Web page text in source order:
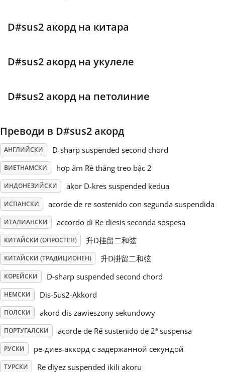
Polski
Português
Русский
Svenska
Tiếng Việt
Türkçe
Українська
简体中文
D#sus2 акорд на китара
D#sus2 акорд на укулеле
D#sus2 акорд на петолиние
Преводи в D#sus2 акорд
АНГЛИЙСКИ D-sharp suspended second chord
ВИЕТНАМСКИ hợp âm Rê thăng treo bậc 2
ИНДОНЕЗИЙСКИ akor D-kres suspended kedua
ИСПАНСКИ acorde de re sostenido con segunda suspendida
ИТАЛИАНСКИ accordo di Re diesis seconda sospesa
КИТАЙСКИ (ОПРОСТЕН) 升D挂留二和弦
КИТАЙСКИ (ТРАДИЦИОНЕН) 升D掛留二和弦
КОРЕЙСКИ D-sharp suspended second chord
НЕМСКИ Dis-Sus2-Akkord
ПОЛСКИ akord dis zawieszony sekundowy
ПОРТУГАЛСКИ acorde de Ré sustenido de 2ª suspensa
РУСКИ ре-диез-аккорд с задержанной секундой
ТУРСКИ Re diyez suspended ikili akoru